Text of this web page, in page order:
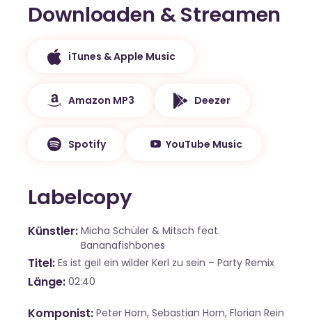
Downloaden & Streamen
iTunes & Apple Music
Amazon MP3 Deezer
Spotify YouTube Music
Labelcopy
Künstler Micha Schüler & Mitsch feat.
Bananafishbones
Titel Es ist geil ein wilder Kerl zu sein – Party Remix
Länge 02:40
Komponist Peter Horn, Sebastian Horn, Florian Rein